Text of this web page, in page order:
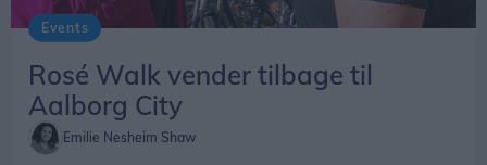
Events
Rosé Walk vender tilbage til
Aalborg City
Emilie Nesheim Shaw